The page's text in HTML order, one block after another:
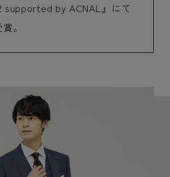
supported by ACNAL』にて
。